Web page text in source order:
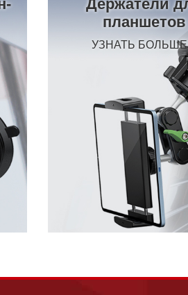
Держатели
планшетов
УЗНАТЬ БОЛЬШЕ